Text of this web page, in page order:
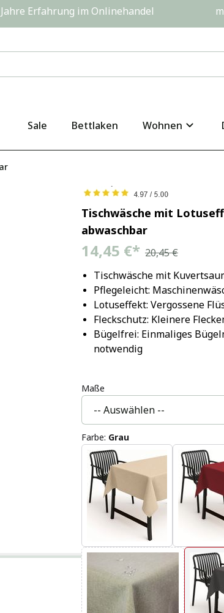
Erfahrung im Onlinehandel
Sale Bettlaken Wohnen
Tischwäsche mit
abwaschbar
14,45 €* 20,45 €
Tischwäsche mit
Pflegeleicht:
Lotuseffekt: Vergossene
Fleckschutz: Kleinere
Bügelfrei: Einmaliges
notwendig
Maße
Farbe: Grau